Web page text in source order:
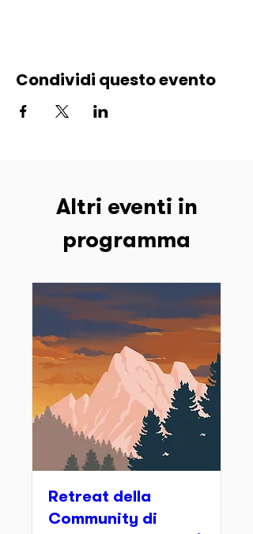
Condividi questo evento
Altri eventi in
programma
Retreat della
Community di